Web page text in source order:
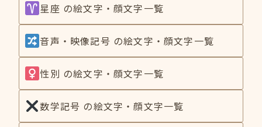
星座 の絵文字・顔文字一覧
音声・映像記号 の絵文字・顔文字一覧
性別 の絵文字・顔文字一覧
数学記号 の絵文字・顔文字一覧